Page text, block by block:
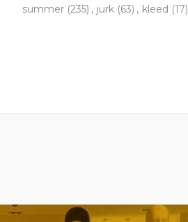
summer (235) , jurk (63) , kleed (17)